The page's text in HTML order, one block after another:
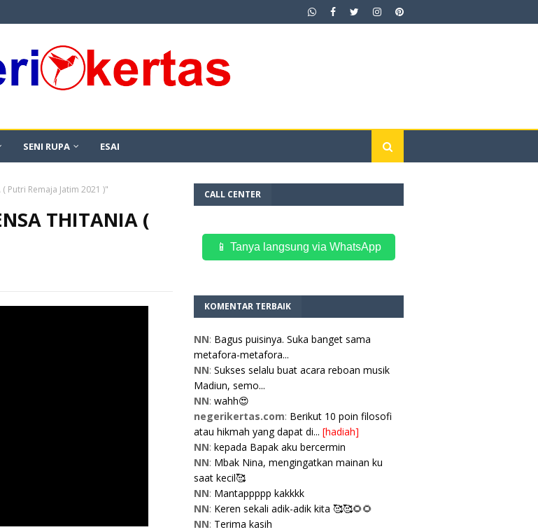
SENI RUPA ESAI
( Putri Remaja Jatim 2021 )"
THITANIA (
CALL CENTER
📱 Tanya langsung via WhatsApp
KOMENTAR TERBAIK
NN: Bagus puisinya. Suka banget sama
metafora-metafora...
NN: Sukses selalu buat acara reboan musik
Madiun, semo...
NN: wahh😍
negerikertas.com: Berikut 10 poin filosofi
atau hikmah yang dapat di... [hadiah]
NN: kepada Bapak aku bercermin
NN: Mbak Nina, mengingatkan mainan ku
saat kecil🥰
NN: Mantappppp kakkkk
NN: Keren sekali adik-adik kita 🥰🥰🌻🌻
NN: Terima kasih